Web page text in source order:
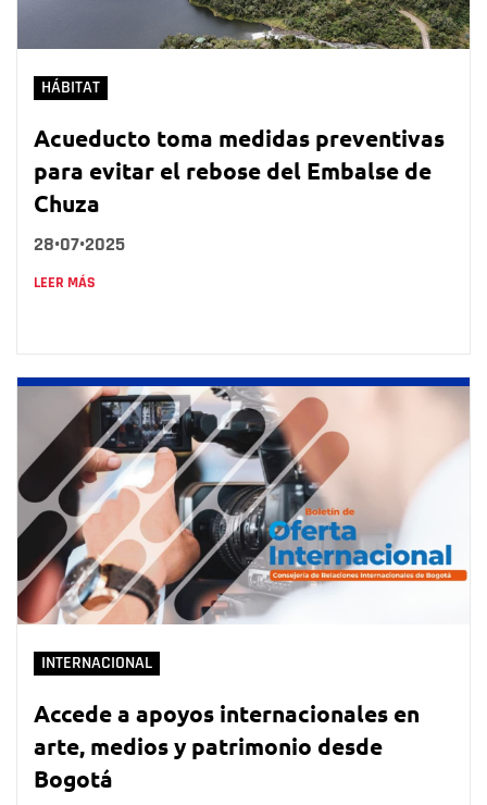
HÁBITAT
Acueducto toma medidas preventivas
para evitar el rebose del Embalse de
Chuza
28•07•2025
LEER MÁS
INTERNACIONAL
Accede a apoyos internacionales en
arte, medios y patrimonio desde
Bogotá